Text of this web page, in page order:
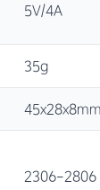
5V/4A
35g
45x28x8mm
2306-2806